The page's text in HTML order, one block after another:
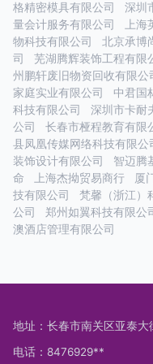
格精密模具有限公司
深圳
量会计服务有限公司
上
物科技有限公司
北京承博
司
芜湖腾辉装饰工程有限
州鹏轩废旧物资回收有限公
家庭实业有限公司
中君国
科技有限公司
深圳市卡耐
公司
长春市桠程教育有限
县凤凰传媒网络科技有限公
装饰设计有限公司
智迈腾
命
上海杰拗贸易商行 厦
技有限公司
梵馨（浙江）
公司
郑州如翼科技有限公
澳酒店管理有限公司
地址：长春市南关区亚泰
电话：8476929**